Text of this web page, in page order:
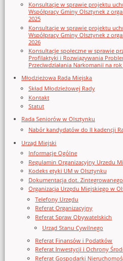
Konsultacje w sprawie projektu
Współpracy Gminy Olsztynek z
2025
Konsultacje w sprawie projektu
Współpracy Gminy Olsztynek z
2026
Konsultacje społeczne w sprawie
Profilaktyki i Rozwiązywania
Przeciwdziałania Narkomanii na rok
Młodzieżowa Rada Miejska
Skład Młodzieżowej Rady
Kontakt
Statut
Rada Seniorów w Olsztynku
Nabór kandydatów do II kadencji
Urząd Miejski
Informacje Ogólne
Regulamin Organizacyjny Urzedu
Kodeks etyki UM w Olsztynku
Dokumentacja dot.
Organizacja Urzędu Miejskiego w
Telefony Urzędu
Referat Organizacyjny
Referat Spraw Obywatelskich
Urząd Stanu Cywilnego
Referat Finansów i Podatków
Referat Inwestycji i Ochrony
Referat Gospodarki